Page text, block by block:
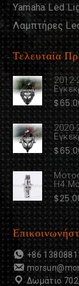
Yamaha Led
Λαμπτήρες
Τελευταία
$
$
H4
$
+86
Δωμάτιο